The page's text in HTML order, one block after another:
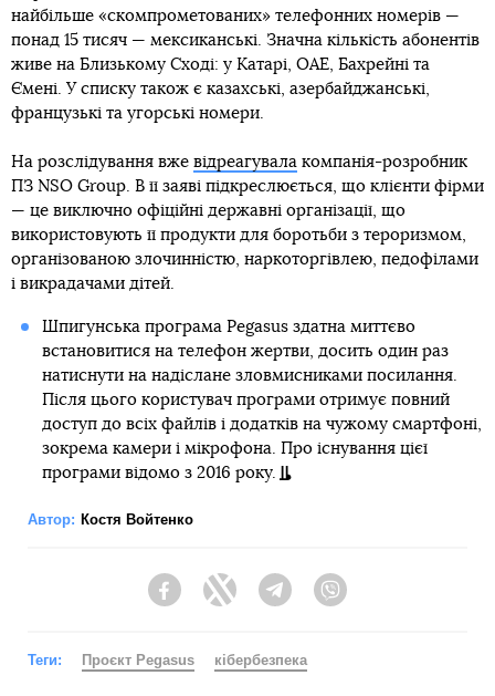
найбільше «скомпрометованих» телефонних номерів —
понад 15 тисяч — мексиканські. Значна кількість абонентів
живе на Близькому Сході: у Катарі, ОАЕ, Бахрейні та
Ємені. У списку також є казахські, азербайджанські,
французькі та угорські номери.
На розслідування вже відреагувала компанія-розробник
ПЗ NSO Group. В її заяві підкреслюється, що клієнти фірми
— це виключно офіційні державні організації, що
використовують її продукти для боротьби з тероризмом,
організованою злочинністю, наркоторгівлею, педофілами
і викрадачами дітей.
Шпигунська програма Pegasus здатна миттєво
встановитися на телефон жертви, досить один раз
натиснути на надіслане зловмисниками посилання.
Після цього користувач програми отримує повний
доступ до всіх файлів і додатків на чужому смартфоні,
зокрема камери і мікрофона. Про існування цієї
програми відомо з 2016 року.
Автор: Костя Войтенко
FacebookTwitter Telegram
Теги: Проєкт Pegasus кібербезпека